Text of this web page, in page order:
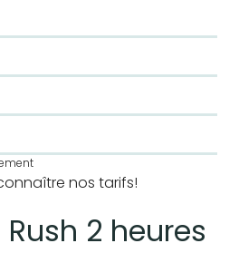
nos tarifs!
2 heures